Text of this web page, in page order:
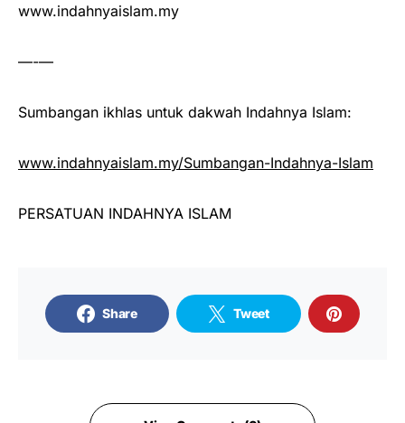
www.indahnyaislam.my
—-—
Sumbangan ikhlas untuk dakwah Indahnya Islam:
www.indahnyaislam.my/Sumbangan-Indahnya-Islam
PERSATUAN INDAHNYA ISLAM
Share Tweet